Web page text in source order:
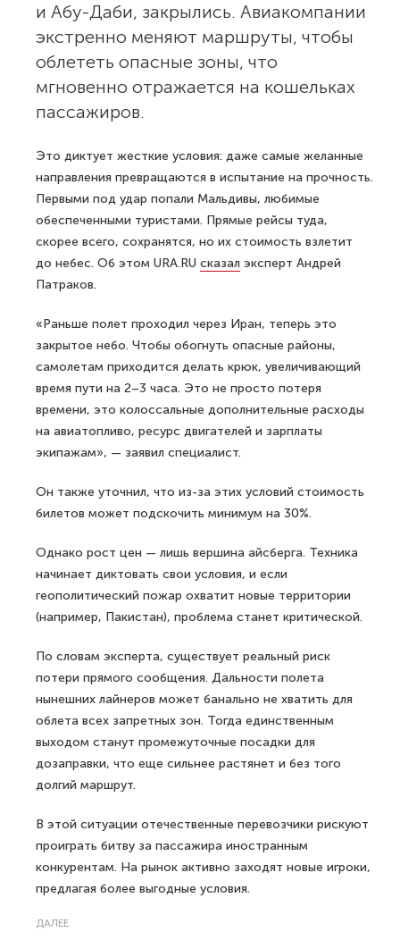
и Абу-Даби, закрылись. Авиакомпании
экстренно меняют маршруты, чтобы
облететь опасные зоны, что
мгновенно отражается на кошельках
пассажиров.
Это диктует жесткие условия: даже самые желанные
направления превращаются в испытание на прочность.
Первыми под удар попали Мальдивы, любимые
обеспеченными туристами. Прямые рейсы туда,
скорее всего, сохранятся, но их стоимость взлетит
до небес. Об этом URA.RU сказал эксперт Андрей
Патраков.
«Раньше полет проходил через Иран, теперь это
закрытое небо. Чтобы обогнуть опасные районы,
самолетам приходится делать крюк, увеличивающий
время пути на 2–3 часа. Это не просто потеря
времени, это колоссальные дополнительные расходы
на авиатопливо, ресурс двигателей и зарплаты
экипажам», — заявил специалист.
Он также уточнил, что из-за этих условий стоимость
билетов может подскочить минимум на 30%.
Однако рост цен — лишь вершина айсберга. Техника
начинает диктовать свои условия, и если
геополитический пожар охватит новые территории
(например, Пакистан), проблема станет критической.
По словам эксперта, существует реальный риск
потери прямого сообщения. Дальности полета
нынешних лайнеров может банально не хватить для
облета всех запретных зон. Тогда единственным
выходом станут промежуточные посадки для
дозаправки, что еще сильнее растянет и без того
долгий маршрут.
В этой ситуации отечественные перевозчики рискуют
проиграть битву за пассажира иностранным
конкурентам. На рынок активно заходят новые игроки,
предлагая более выгодные условия.
ДАЛЕЕ